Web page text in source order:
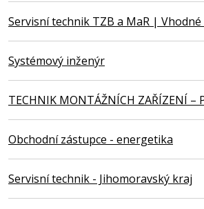
Servisní technik TZB a MaR |
Systémový inženýr
TECHNIK MONTÁŽNÍCH ZAŘÍZENÍ –
Obchodní zástupce - energetika
Servisní technik - Jihomoravský kraj